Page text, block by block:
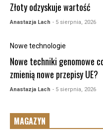
Złoty odzyskuje wartość
Anastazja Lach - 5 sierpnia, 2026
Nowe technologie
Nowe techniki genomowe
zmienią nowe przepisy UE?
Anastazja Lach - 5 sierpnia, 2026
MAGAZYN